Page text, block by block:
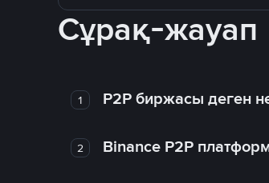
Сұрақ-жауап
1 P2P биржасы деген
2 Binance P2P